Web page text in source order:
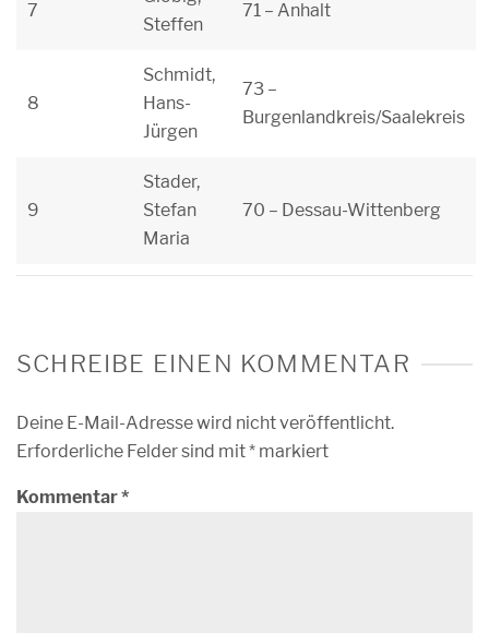
7
Steffen
71 – Anhalt
8
Schmidt,
Hans-
Jürgen
73 –
Burgenlandkreis/Saalekreis
9
Stader,
Stefan
Maria
70 – Dessau-Wittenberg
SCHREIBE EINEN KOMMENTAR
Deine E-Mail-Adresse wird nicht veröffentlicht.
Erforderliche Felder sind mit* markiert
Kommentar*